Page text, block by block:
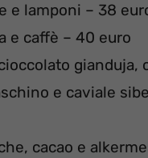
e lamponi – 38
e caffè – 40 euro
gianduja,
e caviale
cacao e